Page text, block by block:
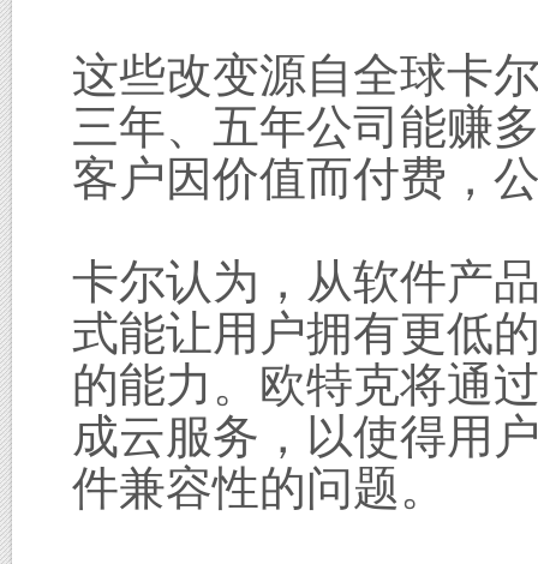
这些改变源自全球卡
三年、五年公司能赚
客户因价值而付费，
卡尔认为，从软件产
式能让用户拥有更低
的能力。欧特克将通
成云服务，以使得用
件兼容性的问题。